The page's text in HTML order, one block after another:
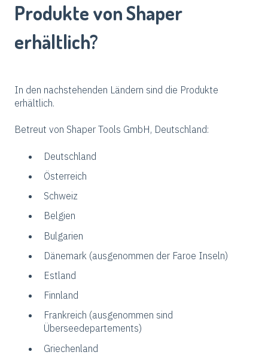
Produkte von Shaper
erhältlich?
In den nachstehenden Ländern sind die Produkte
erhältlich.
Betreut von Shaper Tools GmbH, Deutschland:
Deutschland
Österreich
Schweiz
Belgien
Bulgarien
Dänemark (ausgenommen der Faroe Inseln)
Estland
Finnland
Frankreich (ausgenommen sind
Überseedepartements)
Griechenland